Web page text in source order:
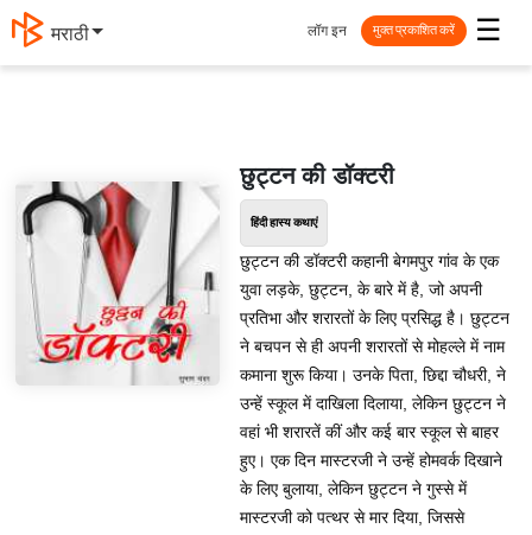
मराठी ☰
लॉग इन मुक्त प्रकाशित करें
छुट्टन की डॉक्टरी
हिंदी हास्य कथाएं
छुट्टन की डॉक्टरी कहानी बेगमपुर गांव के एक
युवा लड़के, छुट्टन, के बारे में है, जो अपनी
प्रतिभा और शरारतों के लिए प्रसिद्ध है। छुट्टन
ने बचपन से ही अपनी शरारतों से मोहल्ले में नाम
कमाना शुरू किया। उनके पिता, छिद्दा चौधरी, ने
उन्हें स्कूल में दाखिला दिलाया, लेकिन छुट्टन ने
वहां भी शरारतें कीं और कई बार स्कूल से बाहर
हुए। एक दिन मास्टरजी ने उन्हें होमवर्क दिखाने
के लिए बुलाया, लेकिन छुट्टन ने गुस्से में
मास्टरजी को पत्थर से मार दिया, जिससे